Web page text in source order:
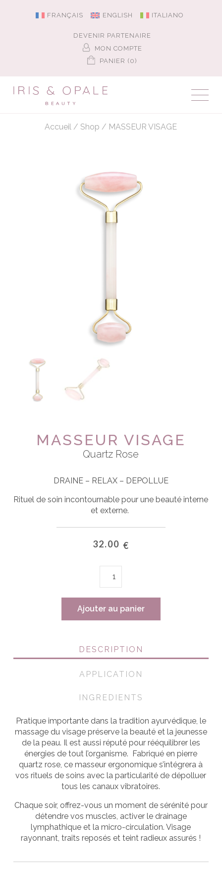
FRANÇAIS ENGLISH ITALIANO
DEVENIR PARTENAIRE
MON COMPTE
PANIER (0)
Accueil / Shop / MASSEUR VISAGE
MASSEUR VISAGE
Quartz Rose
DRAINE – RELAX – DEPOLLUE
Rituel de soin incontournable pour une beauté interne
et externe.
32.00 €
Ajouter au panier
DESCRIPTION
APPLICATION
INGREDIENTS
Pratique importante dans la tradition ayurvédique, le
massage du visage préserve la beauté et la jeunesse
de la peau. Il est aussi réputé pour rééquilibrer les
énergies de tout l’organisme. Fabriqué en pierre
quartz rose, ce masseur ergonomique s’intégrera à
vos rituels de soins avec la particularité de dépolluer
tous les canaux vibratoires.
Chaque soir, offrez-vous un moment de sérénité pour
détendre vos muscles, activer le drainage
lymphathique et la micro-circulation. Visage
rayonnant, traits reposés et teint radieux assurés !